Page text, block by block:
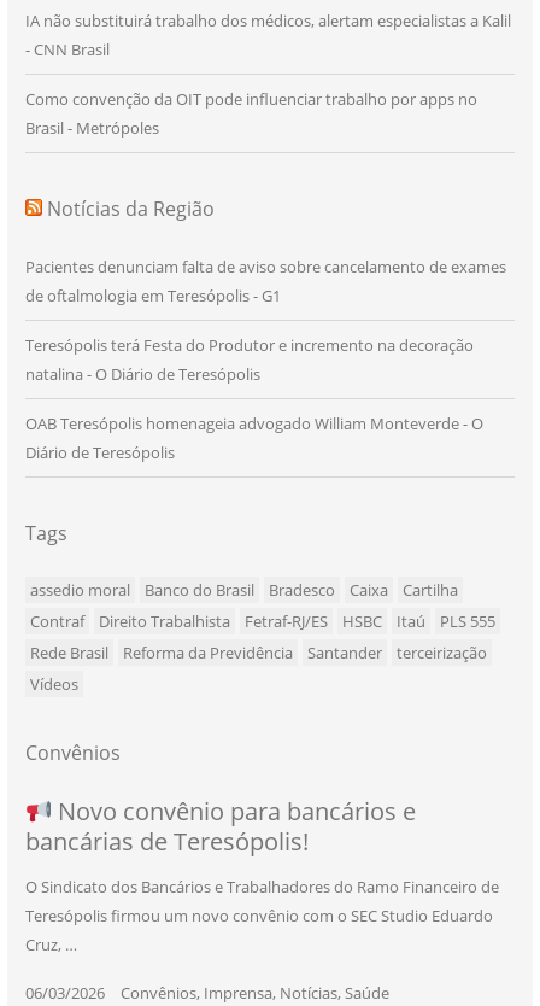
IA não substituirá trabalho dos médicos, alertam especialistas a Kalil
- CNN Brasil
Como convenção da OIT pode influenciar trabalho por apps no
Brasil - Metrópoles
Notícias da Região
Pacientes denunciam falta de aviso sobre cancelamento de exames
de oftalmologia em Teresópolis - G1
Teresópolis terá Festa do Produtor e incremento na decoração
natalina - O Diário de Teresópolis
OAB Teresópolis homenageia advogado William Monteverde - O
Diário de Teresópolis
Tags
assedio moral Banco do Brasil Bradesco Caixa
Cartilha
Contraf
Direito Trabalhista Fetraf-RJ/ES HSBC Itaú
PLS 555
Rede Brasil
Reforma da Previdência Santander
terceirização
Vídeos
Convênios
SEU NOVO BENEFÍCIO CHEGOU
Novo convênio para bancários e
bancárias de Teresópolis!
O Sindicato dos Bancários e Trabalhadores do Ramo Financeiro de
Teresópolis firmou um novo convênio com o SEC Studio Eduardo
Cruz, …
06/03/2026| Convênios, Imprensa, Notícias,Saúde
NOVO CONVÊNIO PARA VOCÊ, BANCÁRIO
E BANCÁRIA!
25/11/2025| Convênios, Imprensa, Notícias,Saúde
Convênio com a Rede de Ensino Técnico e
Centro de Qualificação Técnica